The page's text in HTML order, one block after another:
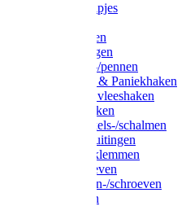
Simplexknipjes
Sleutelringen
Gelaste ringen
Borgveren-/pennen
Musketons & Paniekhaken
S-haken & vleeshaken
Karabijnhaken
Noodschakels-/schalmen
Harp-/D-sluitingen
Staaldraadklemmen
Spanschroeven
Ringmoeren-/schroeven
Puntkousen